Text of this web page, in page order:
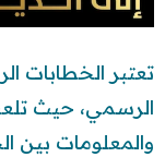
تعتبر الخطابات
الرسمي، حيث تلعب
والمعلومات بين